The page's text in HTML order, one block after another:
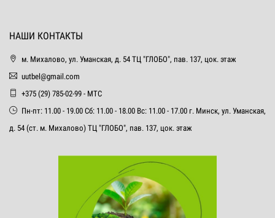
НАШИ КОНТАКТЫ
м. Михалово, ул. Уманская, д. 54 ТЦ "ГЛОБО", пав. 137, цок. этаж
uutbel@gmail.com
+375 (29) 785-02-99 - МТС
Пн-пт: 11.00 - 19.00 Сб: 11.00 - 18.00 Вс: 11.00 - 17.00 г. Минск, ул. Уманская,
д. 54 (ст. м. Михалово) ТЦ "ГЛОБО", пав. 137, цок. этаж